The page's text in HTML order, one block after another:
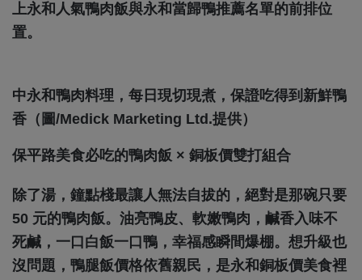
上永和人氣鴨肉飯與永和當歸鴨推薦名單的前排位
置。
中永和鴨肉料理，每日現切現煮，保證吃得到新鮮鴨
香（圖/Medick Marketing Ltd.提供）
保平路美食必吃的鴨肉飯 × 銅板價雙打組合
除了湯，鐘點棧最讓人無法自拔的，絕對是那碗只要
50 元的鴨肉飯。油亮鴨皮、軟嫩鴨肉，鹹香入味不
死鹹，一口白飯一口鴨，幸福感瞬間爆棚。想升級也
沒問題，鴨腿飯價格依舊親民，是永和銅板價美食裡